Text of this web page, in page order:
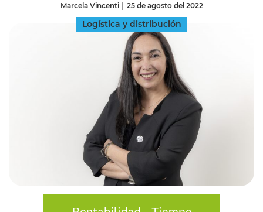
Marcela Vincenti| 25 de agosto del 2022
Logística y distribución